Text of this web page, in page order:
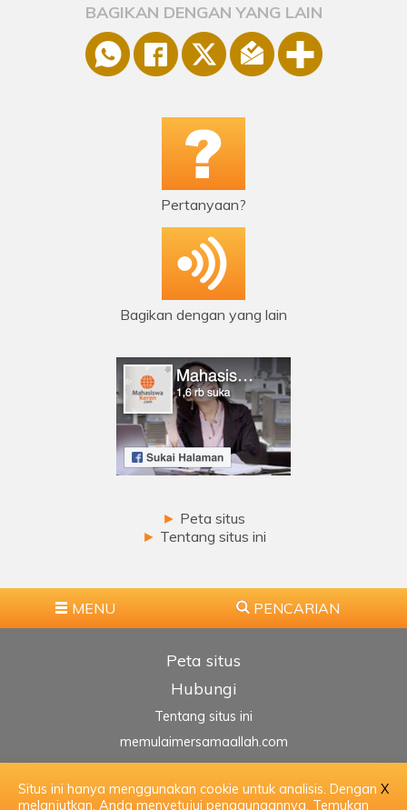
X
Situs ini hanya menggunakan cookie untuk analisis. Dengan
melanjutkan, Anda menyetujui penggunaannya. Temukan
BAGIKAN DENGAN YANG LAIN
Pertanyaan?
Bagikan dengan yang lain
► Peta situs
► Tentang situs ini
MENU PENCARIAN
Peta situs
Hubungi
Tentang situs ini
memulaimersamaallah.com
►HALAMAN UTAMA►ATAS